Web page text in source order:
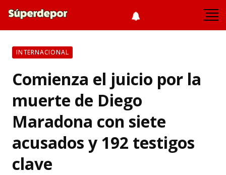
INTERNACIONAL
Comienza el juicio por la
muerte de Diego
Maradona con siete
acusados y 192 testigos
clave